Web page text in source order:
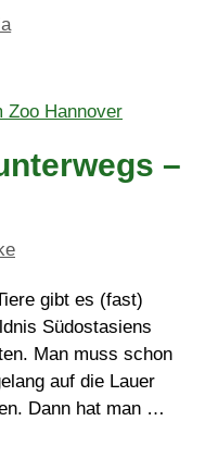
–
gibt es (fast)
Südostasiens
Man muss schon
auf die Lauer
Dann hat man …